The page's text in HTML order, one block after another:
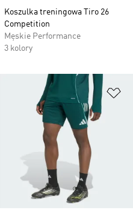
Koszulka treningowa Tiro 26
Competition
Męskie Performance
3 kolory
do listy życzeń